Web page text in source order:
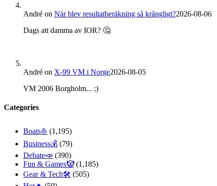
André on När blev resultatberäkning så krångligt?2026-08-06
Dags att damma av IOR? 🤔
André on X-99 VM i Norge2026-08-05
VM 2006 Borgholm... ;)
Categories
Boats⛵️ (1,195)
Business💰 (79)
Debate📣 (390)
Fun & Games🤡 (1,185)
Gear & Tech🛠 (505)